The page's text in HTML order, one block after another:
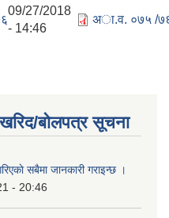
09/27/2018
- 14:46
अा.व. ०७५ /७६
बोलपत्र सूचना
सबैमा जानकारी गराइन्छ ।
- 20:46